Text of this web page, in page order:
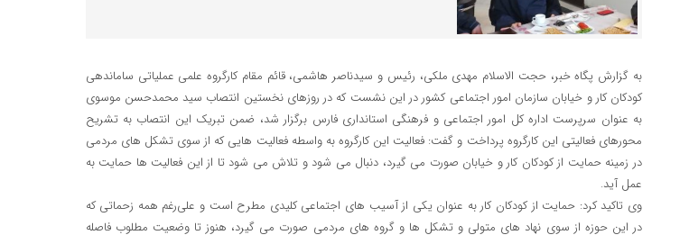
به گزارش پگاه خبر، حجت الاسلام مهدی ملکی، رئیس و سیدناصر هاشمی، قائم مقام کارگروه علمی عملیاتی ساماندهی
کودکان کار و خیابان سازمان امور اجتماعی کشور در این نشست که در روزهای نخستین انتصاب سید محمدحسن موسوی
به عنوان سرپرست اداره کل امور اجتماعی و فرهنگی استانداری فارس برگزار شد، ضمن تبریک این انتصاب به تشریح
محورهای فعالیتی این کارگروه پرداخت و گفت: فعالیت این کارگروه به واسطه فعالیت هایی که از سوی تشکل های مردمی
در زمینه حمایت از کودکان کار و خیابان صورت می گیرد، دنبال می شود و تلاش می شود تا از این فعالیت ها حمایت به
عمل آید.
وی تاکید کرد: حمایت از کودکان کار به عنوان یکی از آسیب های اجتماعی کلیدی مطرح است و علی‌رغم همه زحماتی که
در این حوزه از سوی نهاد های متولی و تشکل ها و گروه های مردمی صورت می گیرد، هنوز تا وضعیت مطلوب فاصله